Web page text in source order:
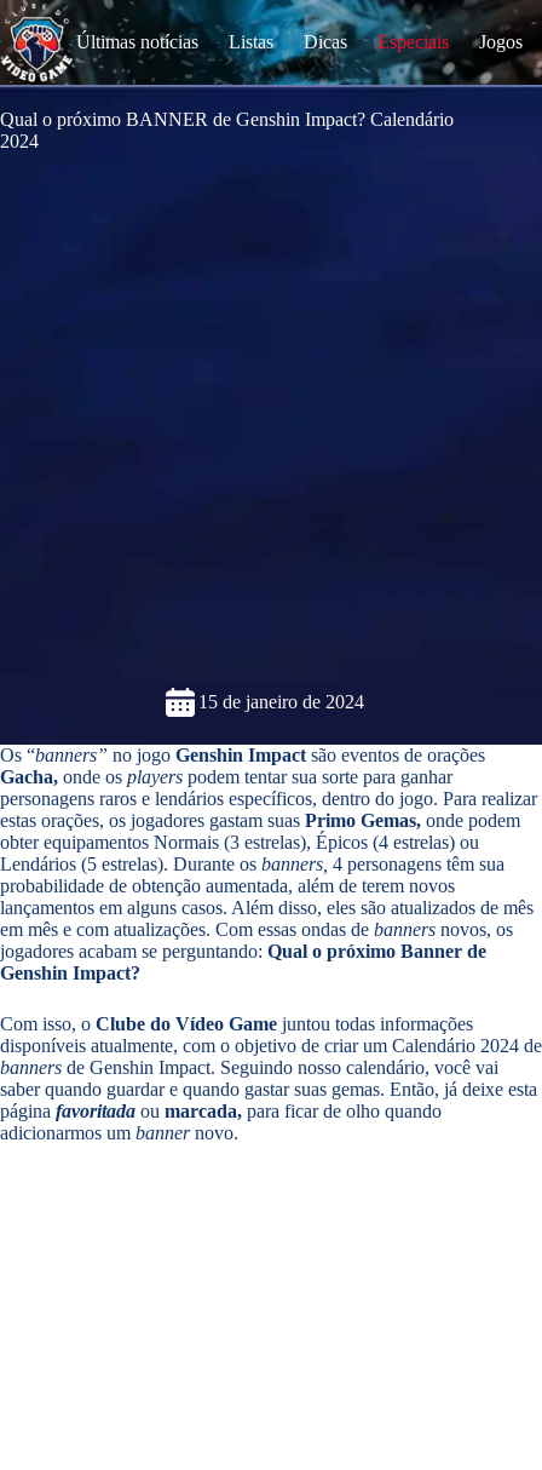
k
i
p
o
c
Últimas notícias Listas Dicas Especiais Jogos
Qual o próximo BANNER de Genshin Impact? Calendário
2024
15 de janeiro de 2024
Os “banners” no jogo Genshin Impact são eventos de orações
Gacha, onde os players podem tentar sua sorte para ganhar
personagens raros e lendários específicos, dentro do jogo. Para realizar
estas orações, os jogadores gastam suas Primo Gemas, onde podem
obter equipamentos Normais (3 estrelas), Épicos (4 estrelas) ou
Lendários (5 estrelas). Durante os banners, 4 personagens têm sua
probabilidade de obtenção aumentada, além de terem novos
lançamentos em alguns casos. Além disso, eles são atualizados de mês
em mês e com atualizações. Com essas ondas de banners novos, os
jogadores acabam se perguntando: Qual o próximo Banner de
Genshin Impact?
Com isso, o Clube do Vídeo Game juntou todas informações
disponíveis atualmente, com o objetivo de criar um Calendário 2024 de
banners de Genshin Impact. Seguindo nosso calendário, você vai
saber quando guardar e quando gastar suas gemas. Então, já deixe esta
página favoritada ou marcada, para ficar de olho quando
adicionarmos um bannernovo.